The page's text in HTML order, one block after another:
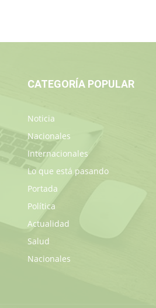
CATEGORÍA POPULAR
Noticia
Nacionales
Internacionales
Lo que está pasando
Portada
Política
Actualidad
Salud
Nacionales